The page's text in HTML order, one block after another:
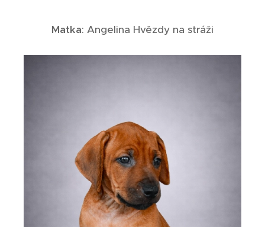
Matka: Angelina Hvězdy na stráži